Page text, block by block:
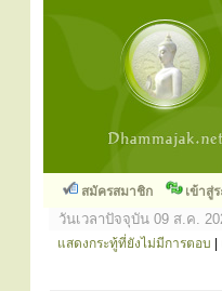
สมัครสมาชิก เข้าสู่
วันเวลาปัจจุบัน 09 ส.ค.
แสดงกระทู้ที่ยังไม่มีการตอบ